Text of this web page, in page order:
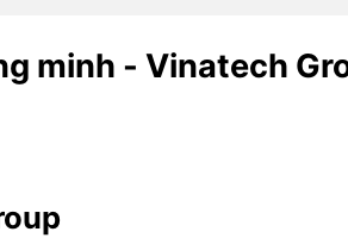
minh - Vinatech